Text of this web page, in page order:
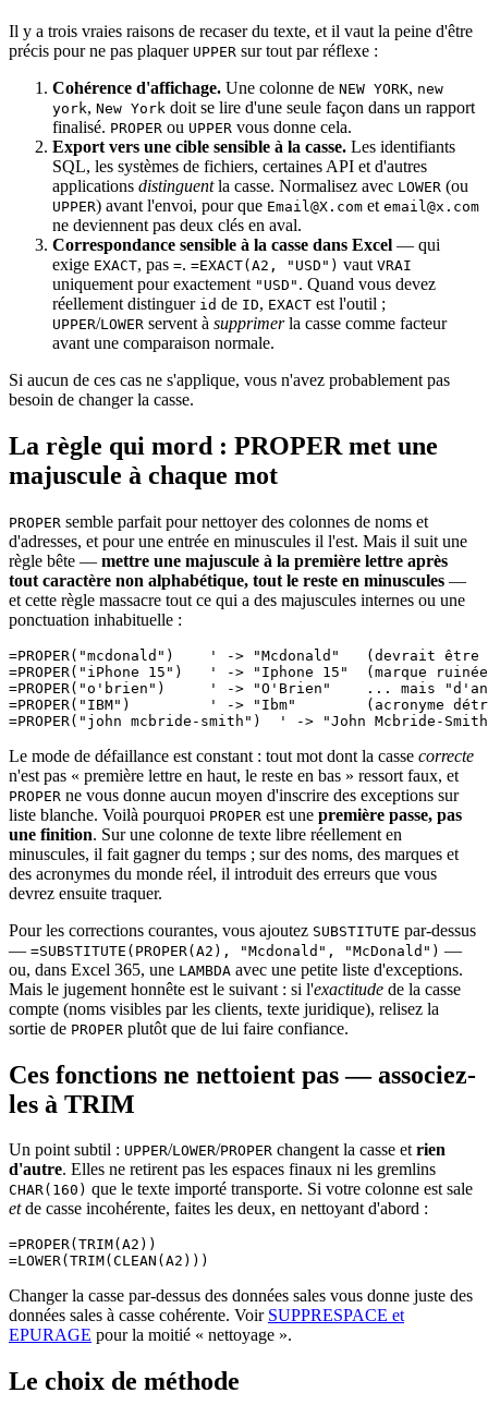
Il y a trois vraies raisons de recaser du texte, et il vaut la peine d'être
précis pour ne pas plaquer UPPER sur tout par réflexe :
Cohérence d'affichage. Une colonne de NEW YORK, new
york, New York doit se lire d'une seule façon dans un rapport
finalisé. PROPER ou UPPER vous donne cela.
Export vers une cible sensible à la casse. Les identifiants
SQL, les systèmes de fichiers, certaines API et d'autres
applications distinguentla casse. Normalisez avec LOWER (ou
UPPER) avant l'envoi, pour que Email@X.com et email@x.com
ne deviennent pas deux clés en aval.
Correspondance sensible à la casse dans Excel — qui
exige EXACT, pas =. =EXACT(A2, "USD") vaut VRAI
uniquement pour exactement "USD" . Quand vous devez
réellement distinguer id de ID, EXACT est l'outil ;
UPPER/LOWER servent à supprimerla casse comme facteur
avant une comparaison normale.
Si aucun de ces cas ne s'applique, vous n'avez probablement pas
besoin de changer la casse.
La règle qui mord : PROPER met une
majuscule à chaque mot
PROPER semble parfait pour nettoyer des colonnes de noms et
d'adresses, et pour une entrée en minuscules il l'est. Mais il suit une
règle bête — mettre une majuscule à la première lettre après
tout caractère non alphabétique, tout le reste en minuscules —
et cette règle massacre tout ce qui a des majuscules internes ou une
ponctuation inhabituelle :
=PROPER("mcdonald")    ' -> "Mcdonald"   (devrait être
=PROPER("iPhone 15")   ' -> "Iphone 15"  (marque
=PROPER("o'brien")     ' -> "O'Brien"    ... mais
=PROPER("IBM")         ' -> "Ibm"        (acronyme
Le mode de défaillance est constant : tout mot dont la casse correcte
n'est pas « première lettre en haut, le reste en bas » ressort faux, et
PROPER ne vous donne aucun moyen d'inscrire des exceptions sur
liste blanche. Voilà pourquoi PROPER est une première passe, pas
une finition. Sur une colonne de texte libre réellement en
minuscules, il fait gagner du temps ; sur des noms, des marques et
des acronymes du monde réel, il introduit des erreurs que vous
devrez ensuite traquer.
Pour les corrections courantes, vous ajoutez SUBSTITUTE par-dessus
— =SUBSTITUTE(PROPER(A2), "Mcdonald", "McDonald") —
ou, dans Excel 365, une LAMBDA avec une petite liste d'exceptions.
Mais le jugement honnête est le suivant : si l'exactitude de la casse
compte (noms visibles par les clients, texte juridique), relisez la
sortie de PROPER plutôt que de lui faire confiance.
Ces fonctions ne nettoient pas — associez-
les à TRIM
Un point subtil : UPPER/LOWER/PROPER changent la casse etrien
d'autre. Elles ne retirent pas les espaces finaux ni les gremlins
CHAR(160) que le texte importé transporte. Si votre colonne est sale
etde casse incohérente, faites les deux, en nettoyant d'abord :
=PROPER(TRIM(A2))
Changer la casse par-dessus des données sales vous donne juste des
données sales à casse cohérente. Voir SUPPRESPACE et
EPURAGE pour la moitié « nettoyage ».
Le choix de méthode